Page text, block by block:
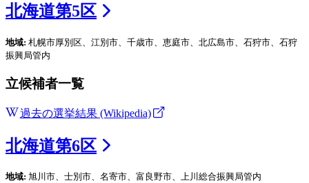
北海道第5区
地域: 札幌市厚別区、江別市、千歳市、恵庭市、北広島市、石狩市、石狩
振興局管内
立候補者一覧
過去の選挙結果 (Wikipedia)
北海道第6区
地域: 旭川市、士別市、名寄市、富良野市、上川総合振興局管内